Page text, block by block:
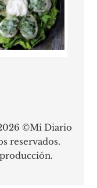
©Mi Diario
reservados.